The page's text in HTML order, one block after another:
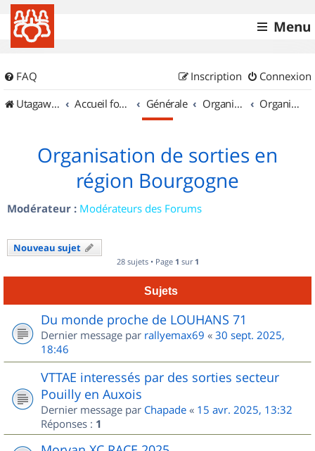
Menu
FAQ Connexion
Inscription
UtagawaVTT (Randos VTT et VTTAE avec traces GPS)
Accueil forum Générale Organisation de sorties & Recherche de partenaires Organisation de sorties en région Bourgogne
Organisation de sorties en
région Bourgogne
Modérateur : Modérateurs des Forums
Nouveau sujet
28 sujets • Page 1 sur 1
Sujets
Du monde proche de LOUHANS 71
Dernier message par rallyemax69 « 30 sept. 2025,
18:46
VTTAE interessés par des sorties secteur
Pouilly en Auxois
Dernier message par Chapade « 15 avr. 2025, 13:32
Réponses : 1